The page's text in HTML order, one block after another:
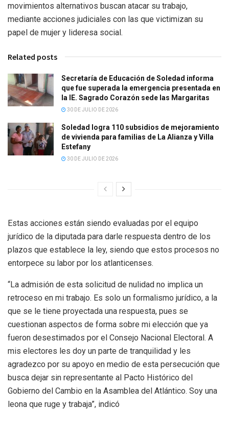
movimientos alternativos buscan atacar su trabajo,
mediante acciones judiciales con las que victimizan su
papel de mujer y lideresa social.
Related posts
Secretaría de Educación de Soledad informa
que fue superada la emergencia presentada en
la IE. Sagrado Corazón sede las Margaritas
30 DE JULIO DE 2026
Soledad logra 110 subsidios de mejoramiento
de vivienda para familias de La Alianza y Villa
Estefany
30 DE JULIO DE 2026
Estas acciones están siendo evaluadas por el equipo
jurídico de la diputada para darle respuesta dentro de los
plazos que establece la ley, siendo que estos procesos no
entorpece su labor por los atlanticenses.
“La admisión de esta solicitud de nulidad no implica un
retroceso en mi trabajo. Es solo un formalismo jurídico, a la
que se le tiene proyectada una respuesta, pues se
cuestionan aspectos de forma sobre mi elección que ya
fueron desestimados por el Consejo Nacional Electoral. A
mis electores les doy un parte de tranquilidad y les
agradezco por su apoyo en medio de esta persecución que
busca dejar sin representante al Pacto Histórico del
Gobierno del Cambio en la Asamblea del Atlántico. Soy una
leona que ruge y trabaja”, indicó